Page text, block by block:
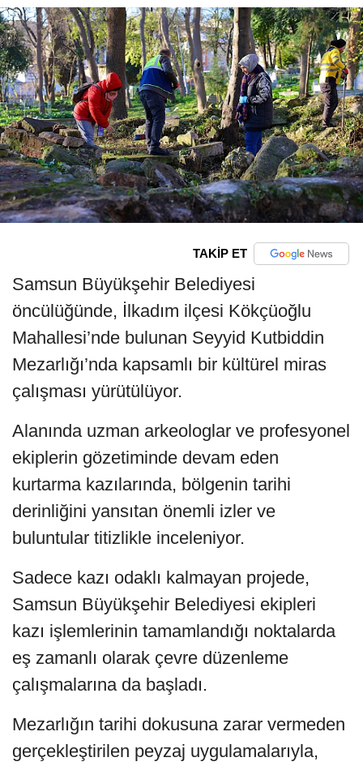
TAKİP ET
Samsun Büyükşehir Belediyesi
öncülüğünde, İlkadım ilçesi Kökçüoğlu
Mahallesi’nde bulunan Seyyid Kutbiddin
Mezarlığı’nda kapsamlı bir kültürel miras
çalışması yürütülüyor.
Alanında uzman arkeologlar ve profesyonel
ekiplerin gözetiminde devam eden
kurtarma kazılarında, bölgenin tarihi
derinliğini yansıtan önemli izler ve
buluntular titizlikle inceleniyor.
Sadece kazı odaklı kalmayan projede,
Samsun Büyükşehir Belediyesi ekipleri
kazı işlemlerinin tamamlandığı noktalarda
eş zamanlı olarak çevre düzenleme
çalışmalarına da başladı.
Mezarlığın tarihi dokusuna zarar vermeden
gerçekleştirilen peyzaj uygulamalarıyla,